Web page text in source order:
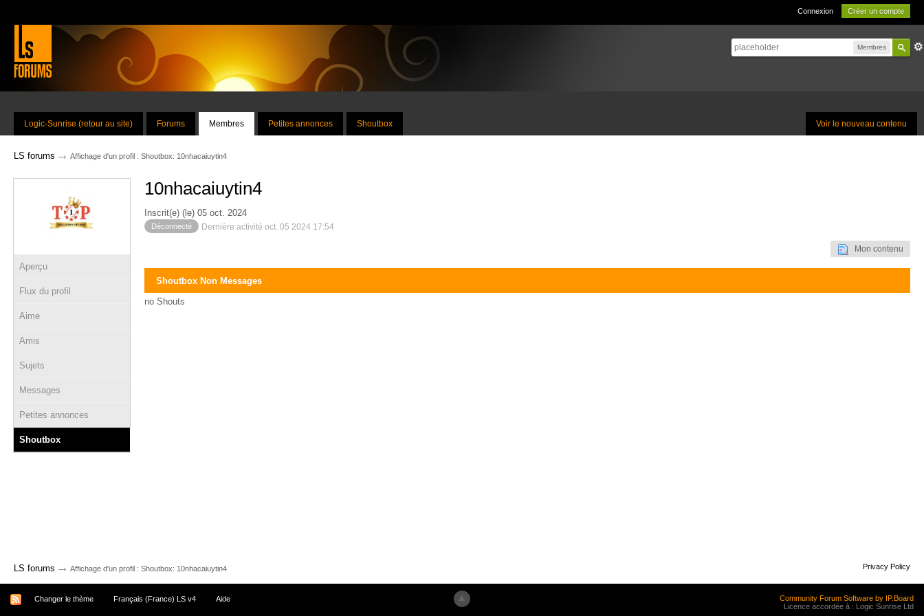
Connexion Créer un compte
Membres
Voir le nouveau contenu
Logic-Sunrise (retour au site) Forums Membres Petites annonces Shoutbox
LS forums → Affichage d'un profil : Shoutbox: 10nhacaiuytin4
Aperçu
Flux du profil
Aime
Amis
Sujets
Messages
Petites annonces
Shoutbox
10nhacaiuytin4
Inscrit(e) (le) 05 oct. 2024
Déconnecté Dernière activité oct. 05 2024 17:54
Mon contenu
Shoutbox Non Messages
no Shouts
LS forums → Affichage d'un profil : Shoutbox: 10nhacaiuytin4 Privacy Policy
Changer le thème Français (France) LS v4 Aide
Community Forum Software by IP.Board
Licence accordée à : Logic Sunrise Ltd